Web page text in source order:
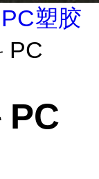
PC塑胶
PC
PC